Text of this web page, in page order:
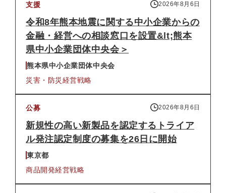
支援 2026年8月6日
令和8年熊本地震に関する中小企業からの
金融・経営への相談窓口を設置&lt;熊本
県中小企業団体中央会＞
熊本県中小企業団体中央会
災害・防災経営戦略
公募 2026年8月6日
新規性の高い新製品を認定するトライア
ル発注認定制度の募集を26日に開始
東京都
商品開発経営戦略